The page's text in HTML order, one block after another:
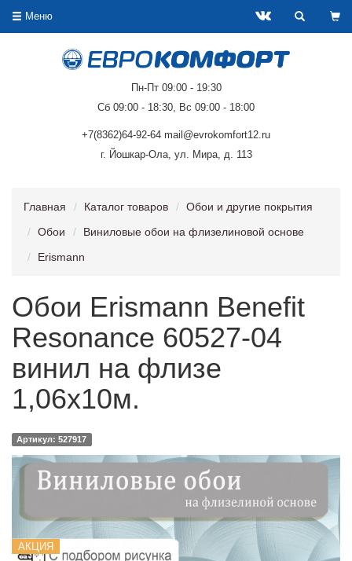
Меню
Пн-Пт 09:00 - 19:30
Сб 09:00 - 18:30, Вс 09:00 - 18:00
+7(8362)64-92-64 mail@evrokomfort12.ru
г. Йошкар-Ола, ул. Мира, д. 113
Главная Каталог товаров
Обои и другие покрытия
Обои
Виниловые обои на флизелиновой основе
Erismann
Обои Erismann Benefit
Resonance 60527-04
винил на флизе
1,06х10м.
Артикул: 527917
АКЦИЯ